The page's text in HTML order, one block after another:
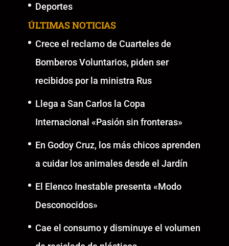
Deportes
ÚLTIMAS NOTICIAS
Crece el reclamo de Cuarteles de
Bomberos Voluntarios, piden ser
recibidos por la ministra Rus
Llega a San Carlos la Copa
Internacional «Pasión sin fronteras»
En Godoy Cruz, los más chicos aprenden
a cuidar los animales desde el Jardín
El Elenco Inestable presenta «Modo
Desconocidos»
Cae el consumo y disminuye el volumen